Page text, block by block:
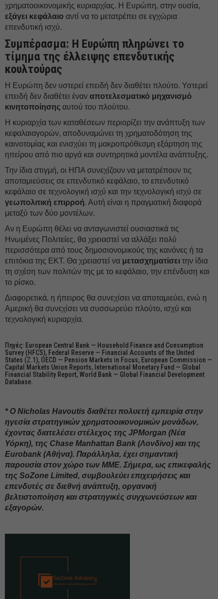
χρηματοοικονομικής κυριαρχίας. Η Ευρώπη, στην ουσία,
εξάγει κεφάλαιο αντί να το μετατρέπει σε εγχώρια
επενδυτική ισχύ.
Συμπέρασμα: Η Ευρώπη πληρώνει το
τίμημα της έλλειψης επενδυτικής
κουλτούρας
Η Ευρώπη δεν υστερεί επειδή δεν διαθέτει πλούτο. Υστερεί
επειδή δεν διαθέτει έναν αποτελεσματικό μηχανισμό
κινητοποίησης αυτού του πλούτου.
Η κυριαρχία των καταθέσεων περιορίζει την ανάπτυξη των
κεφαλαιαγορών, αποδυναμώνει τη χρηματοδότηση της
καινοτομίας και ενισχύει τη μακροπρόθεσμη εξάρτηση της
ηπείρου από πιο αργά και συντηρητικά μοντέλα ανάπτυξης.
Την ίδια στιγμή, οι ΗΠΑ συνεχίζουν να μετατρέπουν τις
αποταμιεύσεις σε επενδυτικό κεφάλαιο, το επενδυτικό
κεφάλαιο σε τεχνολογική ισχύ και την τεχνολογική ισχύ σε
γεωπολιτική επιρροή. Αυτή είναι η πραγματική διαφορά
μεταξύ των δύο μοντέλων.
Αν η Ευρώπη θέλει να ανταγωνιστεί ουσιαστικά τις
Ηνωμένες Πολιτείες, θα χρειαστεί να αλλάξει πολύ
περισσότερα από τους δημοσιονομικούς της κανόνες ή τα
επιτόκια της ΕΚΤ. Θα χρειαστεί να μετασχηματίσει την ίδια
τη σχέση των πολιτών της με το κεφάλαιο, την επένδυση και
το ρίσκο.
Διαφορετικά, η ήπειρος θα συνεχίσει να αποταμιεύει, ενώ η
Αμερική θα συνεχίσει να συσσωρεύει πλούτο, ισχύ και
τεχνολογική κυριαρχία.
Πηγές: European Central Bank — Household Finance and Consumption
Survey (HFCS), Federal Reserve — Financial Accounts of the United
States (Z.1), OECD — Pension Markets in Focus, European Commission —
Capital Markets Union Reports, International Monetary Fund — Global
Financial Stability Report, World Bank — Global Financial Development
Database.
* Ο Nicholas Havoutis διαθέτει πολυετή εμπειρία στην
ηγεσία στρατηγικών χρηματοοικονομικών μονάδων,
έχοντας διατελέσει στέλεχος της JPMorgan (Νέα
Υόρκη), της Chase Manhattan Bank (Λονδίνο) και της
Eurobank (Αθήνα). Παράλληλα, έχει σημαντική
παρουσία στον χώρο των ΜΜΕ. Σήμερα, ως επικεφαλής
της SoZone Limited, συμβουλεύει επιχειρήσεις και
επενδυτές σε διεθνή ανάπτυξη, οργανική
βελτιστοποίηση και στρατηγικές συγχωνεύσεων και
εξαγορών.